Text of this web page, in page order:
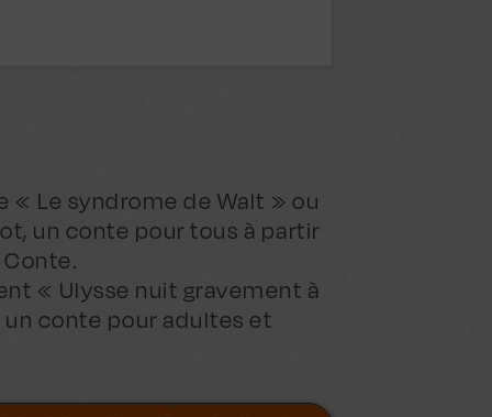
« Le syndrome de Walt » ou
un conte pour tous à partir
« Ulysse nuit gravement à
conte pour adultes et